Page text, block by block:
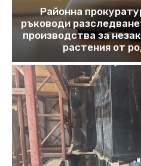
Районна
ръководи
производства за
растения от